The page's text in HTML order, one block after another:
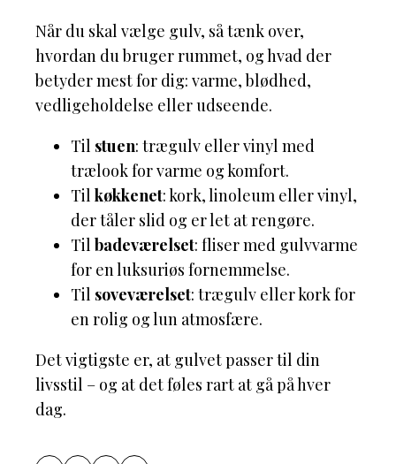
Når du skal vælge gulv, så tænk over,
hvordan du bruger rummet, og hvad der
betyder mest for dig: varme, blødhed,
vedligeholdelse eller udseende.
Til stuen: trægulv eller vinyl med
trælook for varme og komfort.
Til køkkenet: kork, linoleum eller vinyl,
der tåler slid og er let at rengøre.
Til badeværelset: fliser med gulvvarme
for en luksuriøs fornemmelse.
Til soveværelset: trægulv eller kork for
en rolig og lun atmosfære.
Det vigtigste er, at gulvet passer til din
livsstil – og at det føles rart at gå på hver
dag.